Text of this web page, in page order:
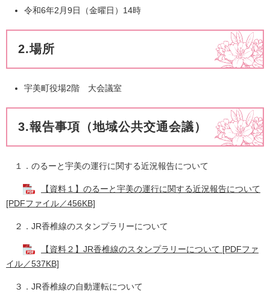
​令和6年2月9日（金曜日）14時
2.場所
宇美町役場2階 大会議室
3.報告事項（地域公共交通会議）
１．のるーと宇美の運行に関する近況報告について
【資料１】のるーと宇美の運行に関する近況報告について
[PDFファイル／456KB]
２．JR香椎線のスタンプラリーについて
【資料２】JR香椎線のスタンプラリーについて [PDFファ
イル／537KB]
３．JR香椎線の自動運転について